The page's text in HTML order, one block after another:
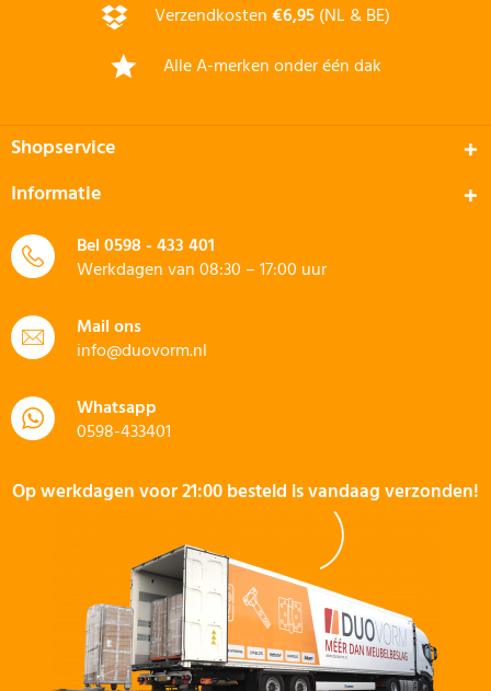
Verzendkosten€6,95(NL & BE)
Alle A-merken onder één dak
Shopservice
Informatie
Bel0598 - 433 401
Werkdagen van 08:30 – 17:00 uur
Mail ons
info@duovorm.nl
Whatsapp
0598-433401
Op werkdagen voor 21:00 besteld is vandaag verzonden!